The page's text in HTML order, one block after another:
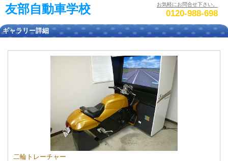
友部自動車学校 お気軽にお問合せ下さい。
0120-988-698
ギャラリー詳細
二輪トレーチャー